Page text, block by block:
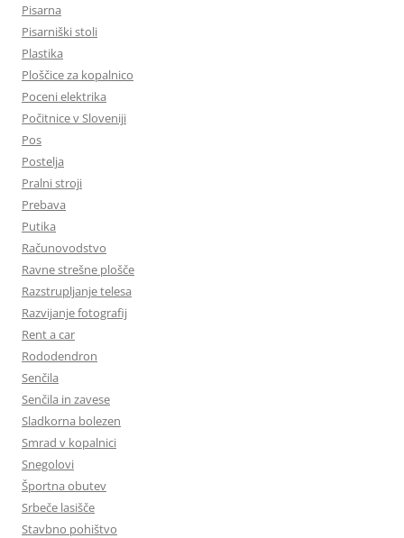
Pisarna
Pisarniški stoli
Plastika
Ploščice za kopalnico
Poceni elektrika
Počitnice v Sloveniji
Pos
Postelja
Pralni stroji
Prebava
Putika
Računovodstvo
Ravne strešne plošče
Razstrupljanje telesa
Razvijanje fotografij
Rent a car
Rododendron
Senčila
Senčila in zavese
Sladkorna bolezen
Smrad v kopalnici
Snegolovi
Športna obutev
Srbeče lasišče
Stavbno pohištvo